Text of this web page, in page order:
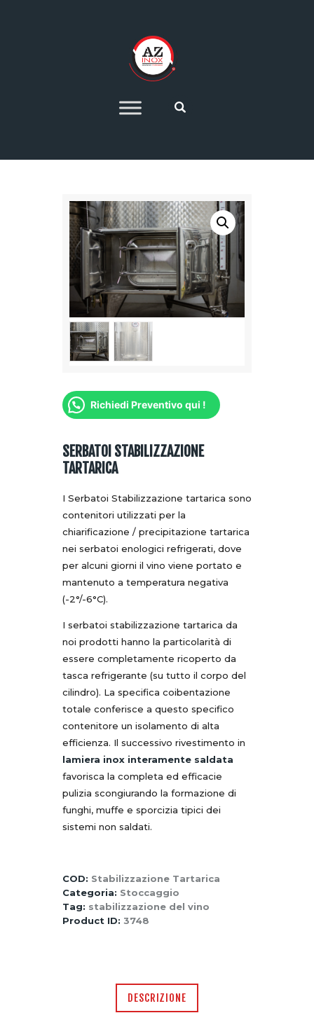
IMPIANTI DI
CONTATTI
Richiedi Preventivo qui !
SERBATOI STABILIZZAZIONE
TARTARICA
I Serbatoi Stabilizzazione tartarica sono
contenitori utilizzati per la
chiarificazione / precipitazione tartarica
nei serbatoi enologici refrigerati, dove
per alcuni giorni il vino viene portato e
mantenuto a temperatura negativa
(-2°/-6°C).
I serbatoi stabilizzazione tartarica da
noi prodotti hanno la particolarità di
essere completamente ricoperto da
tasca refrigerante (su tutto il corpo del
cilindro). La specifica coibentazione
totale conferisce a questo specifico
contenitore un isolamento di alta
efficienza. Il successivo rivestimento in
lamiera inox interamente saldata
favorisca la completa ed efficacie
pulizia scongiurando la formazione di
funghi, muffe e sporcizia tipici dei
sistemi non saldati.
COD: Stabilizzazione Tartarica
Categoria: Stoccaggio
Tag: stabilizzazione del vino
Product ID: 3748
DESCRIZIONE